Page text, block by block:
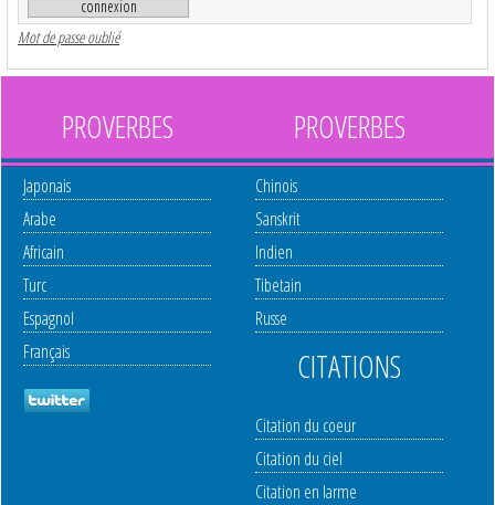
Mot de passe oublié
PROVERBES
Japonais
Arabe
Africain
Turc
Espagnol
Français
PROVERBES
Chinois
Sanskrit
Indien
Tibetain
Russe
CITATIONS
Citation du coeur
Citation du ciel
Citation en larme